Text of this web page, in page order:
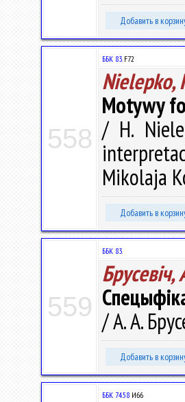
Добавить в
558
ББК 83.F72
Nielepko,
Motywy
/ H.
Mikolaja
Добавить в
559
ББК 83.
/ А. А.
Добавить в
ББК 74.58 И66